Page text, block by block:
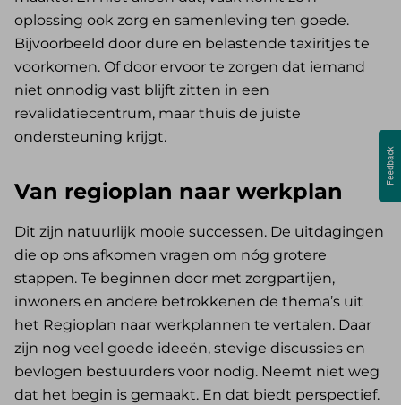
oplossing ook zorg en samenleving ten goede.
Bijvoorbeeld door dure en belastende taxiritjes te
voorkomen. Of door ervoor te zorgen dat iemand
niet onnodig vast blijft zitten in een
revalidatiecentrum, maar thuis de juiste
ondersteuning krijgt.
Van regioplan naar werkplan
Dit zijn natuurlijk mooie successen. De uitdagingen
die op ons afkomen vragen om nóg grotere
stappen. Te beginnen door met zorgpartijen,
inwoners en andere betrokkenen de thema’s uit
het Regioplan naar werkplannen te vertalen. Daar
zijn nog veel goede ideeën, stevige discussies en
bevlogen bestuurders voor nodig. Neemt niet weg
dat het begin is gemaakt. En dat biedt perspectief.